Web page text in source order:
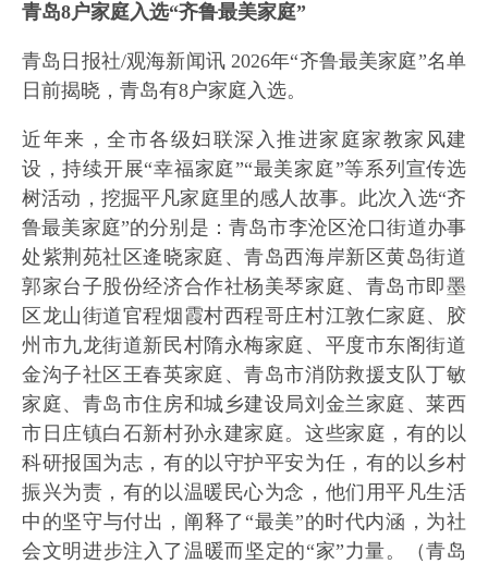
青岛8户家庭入选“齐鲁最美家庭”
青岛日报社/观海新闻讯 2026年“齐鲁最美家庭”名单
日前揭晓，青岛有8户家庭入选。
近年来，全市各级妇联深入推进家庭家教家风建
设，持续开展“幸福家庭”“最美家庭”等系列宣传选
树活动，挖掘平凡家庭里的感人故事。此次入选“齐
鲁最美家庭”的分别是：青岛市李沧区沧口街道办事
处紫荆苑社区逄晓家庭、青岛西海岸新区黄岛街道
郭家台子股份经济合作社杨美琴家庭、青岛市即墨
区龙山街道官程烟霞村西程哥庄村江敦仁家庭、胶
州市九龙街道新民村隋永梅家庭、平度市东阁街道
金沟子社区王春英家庭、青岛市消防救援支队丁敏
家庭、青岛市住房和城乡建设局刘金兰家庭、莱西
市日庄镇白石新村孙永建家庭。这些家庭，有的以
科研报国为志，有的以守护平安为任，有的以乡村
振兴为责，有的以温暖民心为念，他们用平凡生活
中的坚守与付出，阐释了“最美”的时代内涵，为社
会文明进步注入了温暖而坚定的“家”力量。（青岛